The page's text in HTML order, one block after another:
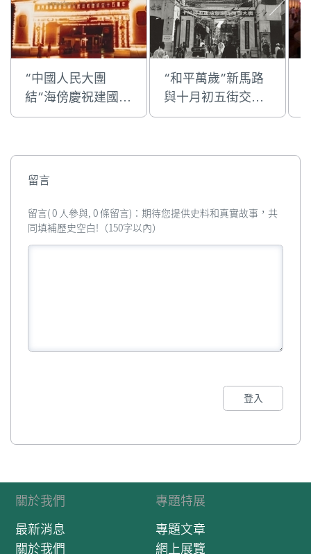
“中國人民大團
結”海傍慶祝建國十
五週年的國慶牌樓
“和平萬歲”新馬路
與十月初五街交界
的國慶牌樓
留言
留言( 0 人參與, 0 條留言)：期待您提供史料和真實故事，共
同填補歷史空白!（150字以內）
登入
關於我們
最新消息
關於我們
專題特展
專題文章
網上展覽